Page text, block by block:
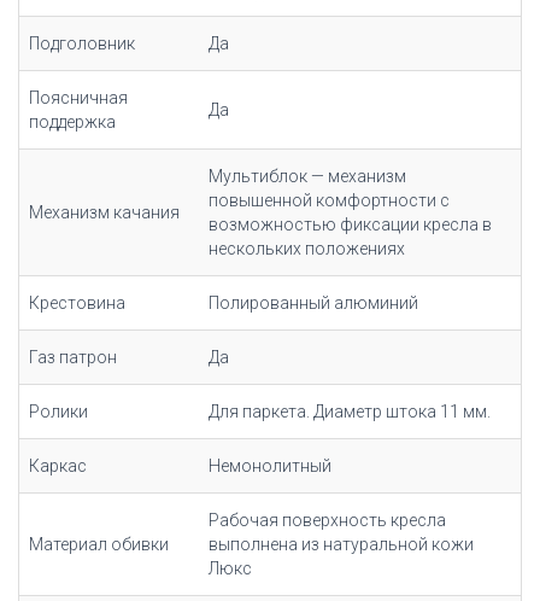
Подголовник Да
Поясничная
поддержка
Да
Механизм качания
Мультиблок — механизм
повышенной комфортности с
возможностью фиксации кресла в
нескольких положениях
Крестовина Полированный алюминий
Газ патрон Да
Ролики Для паркета. Диаметр штока 11 мм.
Каркас Немонолитный
Материал обивки
Рабочая поверхность кресла
выполнена из натуральной кожи
Люкс